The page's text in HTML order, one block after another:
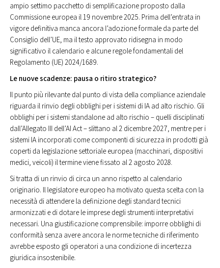
ampio settimo pacchetto di semplificazione proposto dalla
Commissione europea il 19 novembre 2025. Prima dell’entrata in
vigore definitiva manca ancora l’adozione formale da parte del
Consiglio dell’UE, ma il testo approvato ridisegna in modo
significativo il calendario e alcune regole fondamentali del
Regolamento (UE) 2024/1689.
Le nuove scadenze: pausa o ritiro strategico?
Il punto più rilevante dal punto di vista della compliance aziendale
riguarda il rinvio degli obblighi per i sistemi di IA ad alto rischio. Gli
obblighi per i sistemi standalone ad alto rischio – quelli disciplinati
dall’Allegato III dell’AI Act – slittano al 2 dicembre 2027, mentre per i
sistemi IA incorporati come componenti di sicurezza in prodotti già
coperti da legislazione settoriale europea (macchinari, dispositivi
medici, veicoli) il termine viene fissato al 2 agosto 2028.
Si tratta di un rinvio di circa un anno rispetto al calendario
originario. Il legislatore europeo ha motivato questa scelta con la
necessità di attendere la definizione degli standard tecnici
armonizzati e di dotare le imprese degli strumenti interpretativi
necessari. Una giustificazione comprensibile: imporre obblighi di
conformità senza avere ancora le norme tecniche di riferimento
avrebbe esposto gli operatori a una condizione di incertezza
giuridica insostenibile.